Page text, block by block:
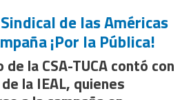
de las Américas
¡Por la Pública!
la CSA-TUCA contó con
la IEAL, quienes